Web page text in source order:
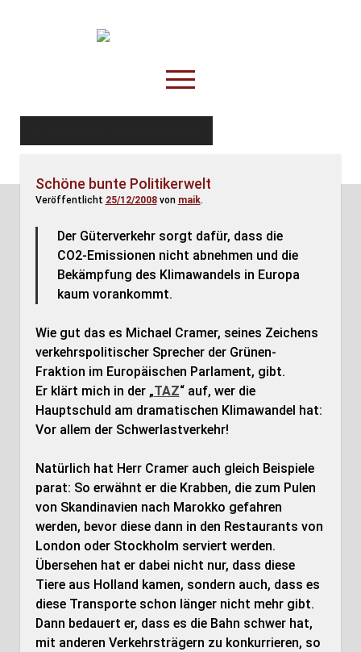
TruckOnline.de
open
menu
facebook
threadslinkedinyoutube
Spesenliste
Disposition
Schöne bunte Politikerwelt
Veröffentlicht 25/12/2008von maik.
Der Güterverkehr sorgt dafür, dass die
CO2-Emissionen nicht abnehmen und die
Bekämpfung des Klimawandels in Europa
kaum vorankommt.
Wie gut das es Michael Cramer, seines Zeichens
verkehrspolitischer Sprecher der Grünen-
Fraktion im Europäischen Parlament, gibt.
Er klärt mich in der „TAZ“ auf, wer die
Hauptschuld am dramatischen Klimawandel hat:
Vor allem der Schwerlastverkehr!
Natürlich hat Herr Cramer auch gleich Beispiele
parat: So erwähnt er die Krabben, die zum Pulen
von Skandinavien nach Marokko gefahren
werden, bevor diese dann in den Restaurants von
London oder Stockholm serviert werden.
Übersehen hat er dabei nicht nur, dass diese
Tiere aus Holland kamen, sondern auch, dass es
diese Transporte schon länger nicht mehr gibt.
Dann bedauert er, dass es die Bahn schwer hat,
mit anderen Verkehrsträgern zu konkurrieren, so